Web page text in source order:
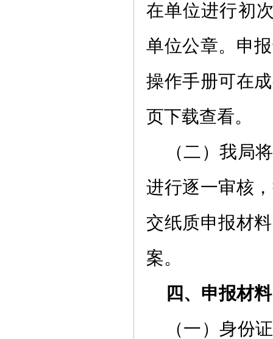
在单位进行初
单位公章。申
操作手册可在
页下载查看。
（二）我局
进行逐一审核
交纸质申报材
案。
四、申报材料
（一）身份